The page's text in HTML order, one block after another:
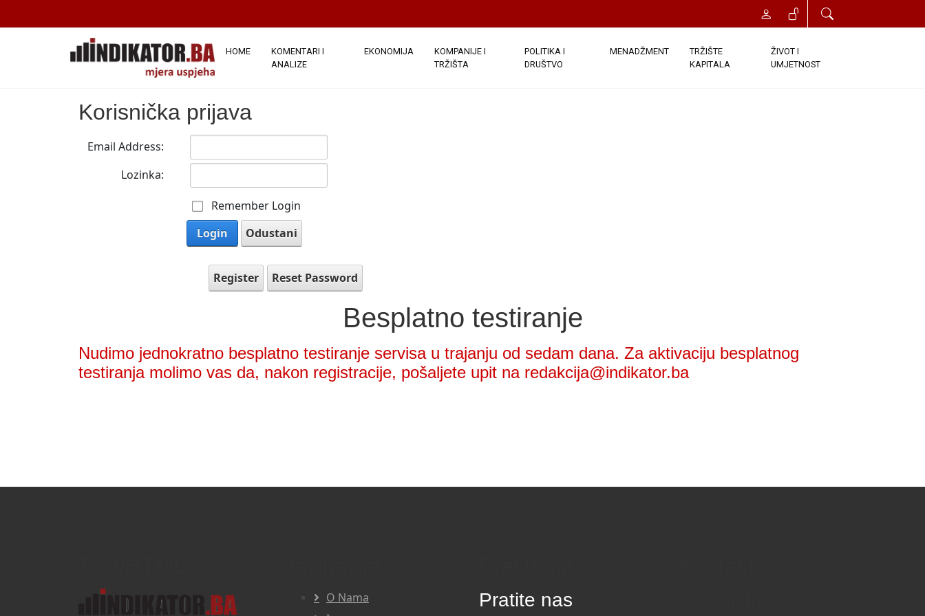
HOME
KOMENTARI I
ANALIZE
EKONOMIJA
KOMPANIJE I
TRŽIŠTA
POLITIKA I
DRUŠTVO
MENADŽMENT
TRŽIŠTE
KAPITALA
ŽIVOT I
UMJETNOST
Korisnička prijava
Email Address:
Lozinka:
Remember Login
Login
Odustani
Register Reset Password
Besplatno testiranje
Nudimo jednokratno besplatno testiranje servisa u trajanju od sedam dana. Za aktivaciju besplatnog
testiranja molimo vas da, nakon registracije, pošaljete upit na redakcija@indikator.ba
O Nama
Pratite nas